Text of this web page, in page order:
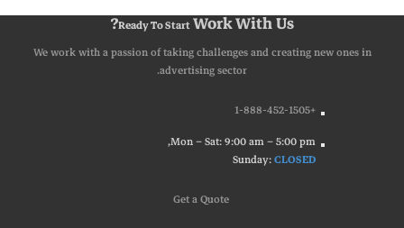
Ready To StartWork With Us?
We work with a passion of taking challenges and creating new ones in
advertising sector.
+1-888-452-1505
Mon – Sat: 9:00 am – 5:00 pm,
Sunday:CLOSED
GetaQuote